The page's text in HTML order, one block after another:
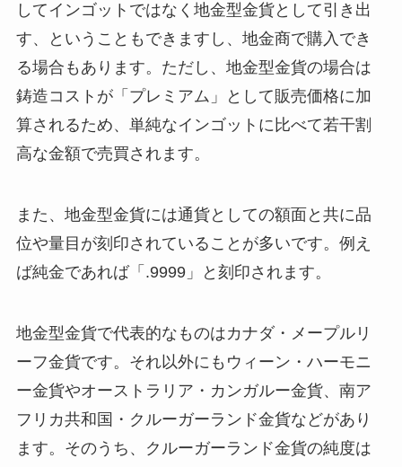
してインゴットではなく地金型金貨として引き出
す、ということもできますし、地金商で購入でき
る場合もあります。ただし、地金型金貨の場合は
鋳造コストが「プレミアム」として販売価格に加
算されるため、単純なインゴットに比べて若干割
高な金額で売買されます。
また、地金型金貨には通貨としての額面と共に品
位や量目が刻印されていることが多いです。例え
ば純金であれば「.9999」と刻印されます。
地金型金貨で代表的なものはカナダ・メープルリ
ーフ金貨です。それ以外にもウィーン・ハーモニ
ー金貨やオーストラリア・カンガルー金貨、南ア
フリカ共和国・クルーガーランド金貨などがあり
ます。そのうち、クルーガーランド金貨の純度は